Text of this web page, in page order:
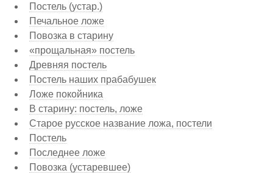
Постель (устар.)
Печальное ложе
Повозка в старину
«прощальная» постель
Древняя постель
Постель наших прабабушек
Ложе покойника
В старину: постель, ложе
Старое русское название ложа, постели
Постель
Последнее ложе
Повозка (устаревшее)